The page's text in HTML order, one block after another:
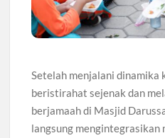
Setelah menjalani dinamika
beristirahat sejenak dan
berjamaah di Masjid
langsung